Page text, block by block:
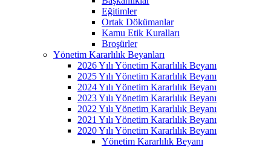
Eğitimler
Ortak Dökümanlar
Kamu Etik Kuralları
Broşürler
Yönetim Kararlılık Beyanları
2026 Yılı Yönetim Kararlılık Beyanı
2025 Yılı Yönetim Kararlılık Beyanı
2024 Yılı Yönetim Kararlılık Beyanı
2023 Yılı Yönetim Kararlılık Beyanı
2022 Yılı Yönetim Kararlılık Beyanı
2021 Yılı Yönetim Kararlılık Beyanı
2020 Yılı Yönetim Kararlılık Beyanı
Yönetim Kararlılık Beyanı